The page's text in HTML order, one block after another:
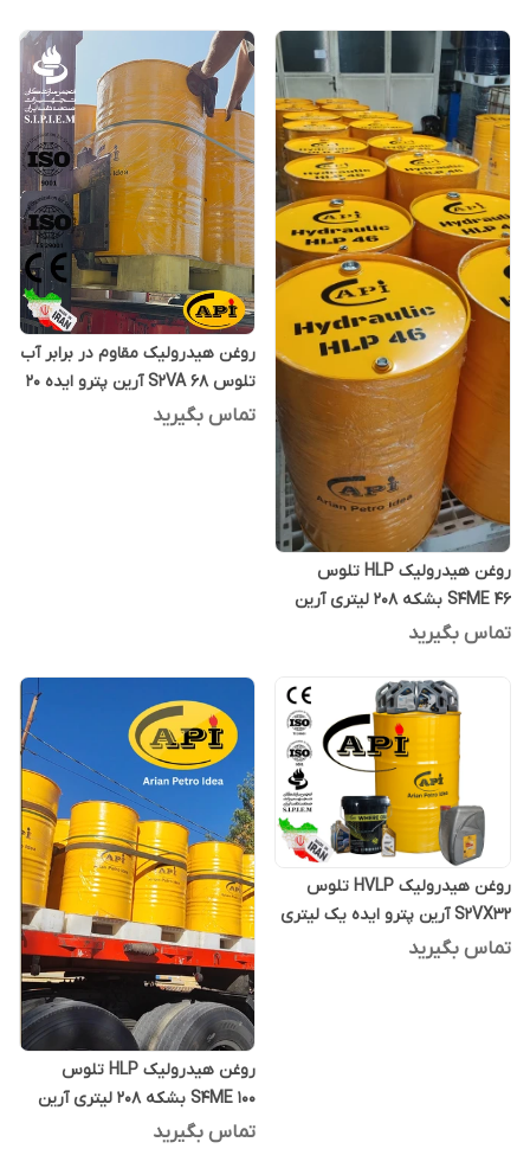
روغن هیدرولیک HLP تلوس
S4ME 46 بشکه 208 لیتری آرین
پترو ایده
تماس بگیرید
روغن هیدرولیک مقاوم در برابر آب
تلوس S2VA 68 آرین پترو ایده 20
لیتری
تماس بگیرید
روغن هیدرولیک HVLP تلوس
S2VX32 آرین پترو ایده یک لیتری
تماس بگیرید
روغن هیدرولیک HLP تلوس
S4ME 100 بشکه 208 لیتری آرین
پترو ایده
تماس بگیرید